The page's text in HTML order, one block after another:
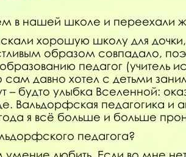
в нашей школе и переехали
хорошую школу для
образом совпадало,
педагог
сам давно хотел с детьми
будто улыбка Вселенной:
Вальдорфская педагогика и
я всё больше и больше
педагога?